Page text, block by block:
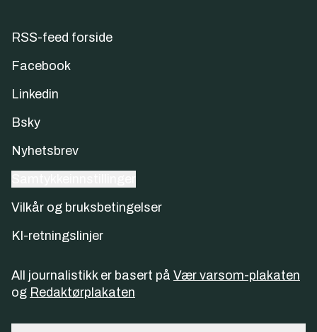
RSS-feed forside
Facebook
Linkedin
Bsky
Nyhetsbrev
Vilkår og bruksbetingelser
KI-retningslinjer
All journalistikk er basert på Vær varsom-plakaten
og Redaktørplakaten